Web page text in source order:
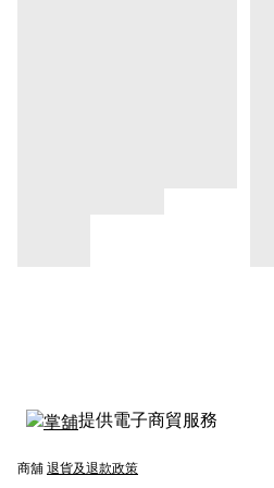
提供電子商貿服務
商舖 退貨及退款政策